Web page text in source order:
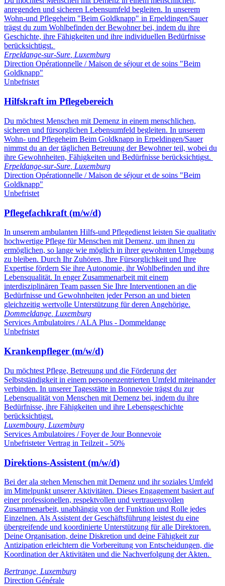
anregenden und sicheren Lebensumfeld begleiten. In unserem
Wohn-und Pflegeheim "Beim Goldknapp" in Erpeldingen/Sauer
trägst du zum Wohlbefinden der Bewohner bei, indem du ihre
Geschichte, ihre Fähigkeiten und ihre individuellen Bedürfnisse
berücksichtigst.
Erpeldange-sur-Sure, Luxemburg
Direction Opérationnelle / Maison de séjour et de soins "Beim
Goldknapp"
Unbefristet
Hilfskraft im Pflegebereich
Du möchtest Menschen mit Demenz in einem menschlichen,
sicheren und fürsorglichen Lebensumfeld begleiten. In unserem
Wohn- und Pflegeheim Beim Goldknapp in Erpeldingen/Sauer
nimmst du an der täglichen Betreuung der Bewohner teil, wobei du
ihre Gewohnheiten, Fähigkeiten und Bedürfnisse berücksichtigst.
Erpeldange-sur-Sure Luxemburg
Direction Opérationnelle / Maison de séjour et de soins "Beim
Goldknapp"
Unbefristet
Pflegefachkraft (m/w/d)
In unserem ambulanten Hilfs-und Pflegedienst leisten Sie qualitativ
hochwertige Pflege für Menschen mit Demenz, um ihnen zu
ermöglichen, so lange wie möglich in ihrer gewohnten Umgebung
zu bleiben. Durch Ihr Zuhören, Ihre Fürsorglichkeit und Ihre
Expertise fördern Sie ihre Autonomie, ihr Wohlbefinden und ihre
Lebensqualität. In enger Zusammenarbeit mit einem
interdisziplinären Team passen Sie Ihre Interventionen an die
Bedürfnisse und Gewohnheiten jeder Person an und bieten
gleichzeitig wertvolle Unterstützung für deren Angehörige.
Dommeldange Luxemburg
Services Ambulatoires / ALA Plus - Dommeldange
Unbefristet
Krankenpfleger (m/w/d)
Du möchtest Pflege, Betreuung und die Förderung der
Selbstständigkeit in einem personenzentrierten Umfeld miteinander
verbinden. In unserer Tagesstätte in Bonnevoie trägst du zur
Lebensqualität von Menschen mit Demenz bei, indem du ihre
Bedürfnisse, ihre Fähigkeiten und ihre Lebensgeschichte
berücksichtigst.
Luxembourg Luxemburg
Services Ambulatoires / Foyer de Jour Bonnevoie
Unbefristeter Vertrag in Teilzeit - 50%
Direktions-Assistent (m/w/d)
Bei der ala stehen Menschen mit Demenz und ihr soziales Umfeld
im Mittelpunkt unserer Aktivitäten. Dieses Engagement basiert auf
einer professionellen, respektvollen und vertrauensvollen
Zusammenarbeit, unabhängig von der Funktion und Rolle jedes
Einzelnen. Als Assistent der Geschäftsführung leistest du eine
übergreifende und koordinierte Unterstützung für alle Direktoren.
Deine Organisation, deine Diskretion und deine Fähigkeit zur
Antizipation erleichtern die Vorbereitung von Entscheidungen, die
Koordination der Aktivitäten und die Nachverfolgung der Akten.
Bertrange Luxemburg
Direction Générale